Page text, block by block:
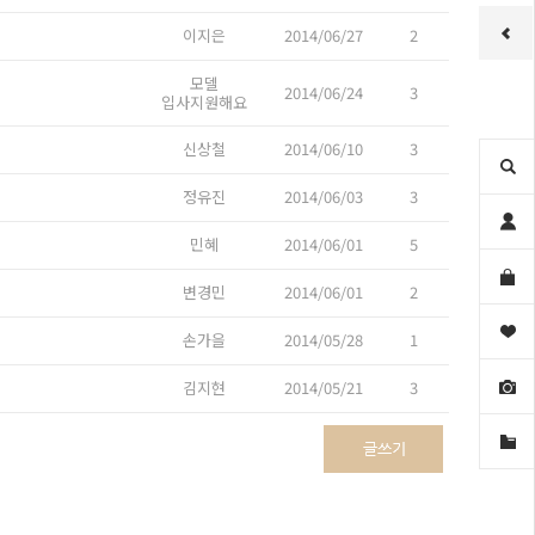
이지은 2014/06/27 2
모델
입사지원해요
2014/06/24 3
신상철 2014/06/10 3
정유진 2014/06/03 3
민혜 2014/06/01 5
변경민 2014/06/01 2
손가을 2014/05/28 1
김지현 2014/05/21 3